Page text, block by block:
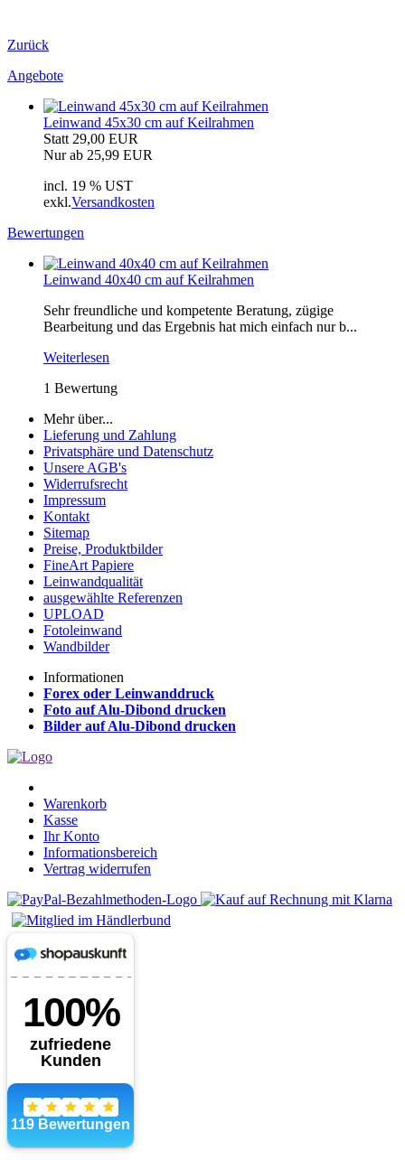
Zurück
Angebote
Leinwand 45x30 cm auf Keilrahmen
Statt 29,00 EUR
Nur ab 25,99 EUR
incl. 19 % UST
exkl.Versandkosten
Bewertungen
Leinwand 40x40 cm auf Keilrahmen
Sehr freundliche und kompetente Beratung, zügige
Bearbeitung und das Ergebnis hat mich einfach nur b...
Weiterlesen
1 Bewertung
Mehr über...
Lieferung und Zahlung
Privatsphäre und Datenschutz
Unsere AGB's
Widerrufsrecht
Impressum
Kontakt
Sitemap
Preise, Produktbilder
FineArt Papiere
Leinwandqualität
ausgewählte Referenzen
UPLOAD
Fotoleinwand
Wandbilder
Informationen
Forex oder Leinwanddruck
Foto auf Alu-Dibond drucken
Bilder auf Alu-Dibond drucken
Warenkorb
Kasse
Ihr Konto
Informationsbereich
Vertrag widerrufen